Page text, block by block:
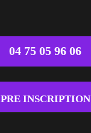
04 75 05 96 06
PRE INSCRIPTION